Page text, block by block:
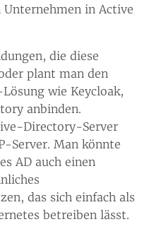
in Active
die diese
plant man den
wie Keycloak,
anbinden.
Directory-Server
Server. Man könnte
AD auch einen
das sich einfach als
betreiben lässt.